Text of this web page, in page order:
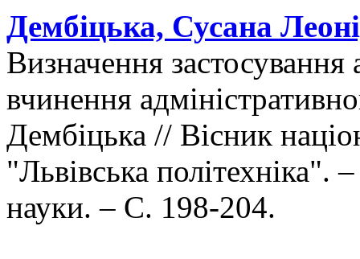
Дембіцька, Сусана
Визначення застосування
вчинення
Дембіцька // Вісник
"Львівська
науки. – С. 198-204.